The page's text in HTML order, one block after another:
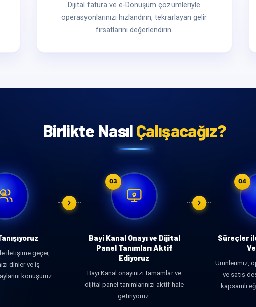
Dijital fatura ve e-Dönüşüm çözümleriyle
operasyonlarınızı hızlandırın, tekrarlayan gelir
fırsatlarını değerlendirin.
Birlikte NasılÇalışacağız?
iletişime geçer,
dinler ve iş
konuşuruz.
03
Bayi Kanal Onayı ve Dijital
Panel Tanımları Aktif
Ediyoruz
Bayi Kanal onayınızı tamamlar ve
dijital panel tanımlarınızı aktif hale
getiriyoruz.
04
Süreçler
Ürünlerimiz,
ve satış
kapsamlı